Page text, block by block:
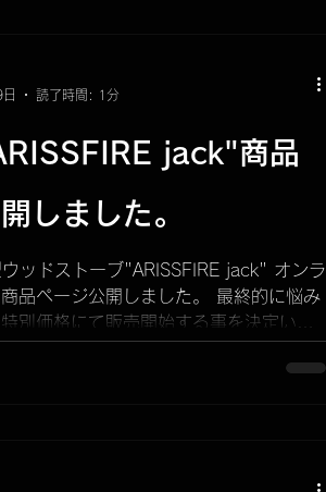
jack"商品
しました。
ッドストーブ"ARISSFIRE jack" オンラ
品ページ公開しました。 最終的に悩み
別価格にて販売開始する事を決定いた
読了時間: 1分